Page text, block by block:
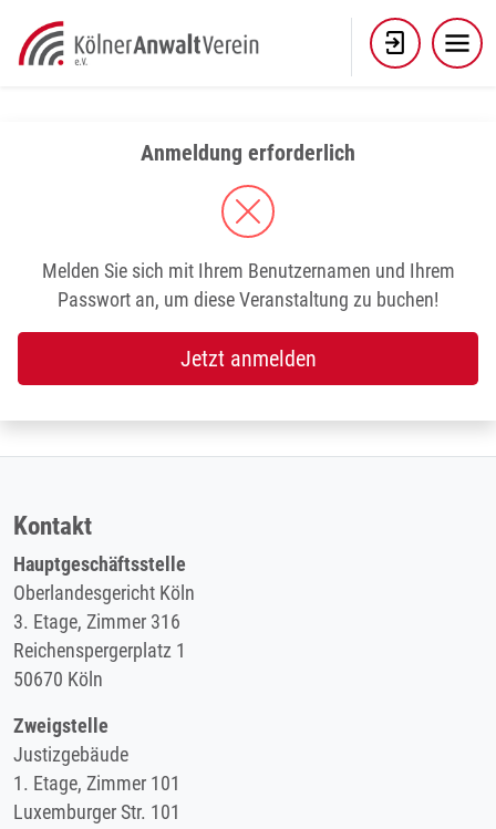
content
Anmeldung erforderlich
Melden Sie sich mit Ihrem Benutzernamen und Ihrem
Passwort an, um diese Veranstaltung zu buchen!
Jetzt anmelden
Kontakt
Hauptgeschäftsstelle
Oberlandesgericht Köln
3. Etage, Zimmer 316
Reichenspergerplatz 1
50670 Köln
Zweigstelle
Justizgebäude
1. Etage, Zimmer 101
Luxemburger Str. 101